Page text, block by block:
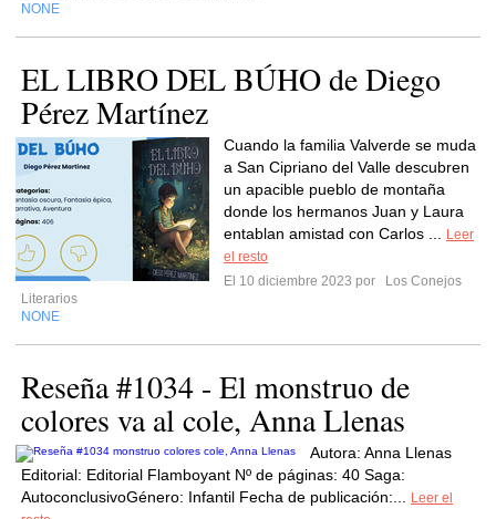
NONE
EL LIBRO DEL BÚHO de Diego
Pérez Martínez
Cuando la familia Valverde se muda
a San Cipriano del Valle descubren
un apacible pueblo de montaña
donde los hermanos Juan y Laura
entablan amistad con Carlos ...
Leer
el resto
El 10 diciembre 2023 por
Los Conejos
Literarios
NONE
Reseña #1034 - El monstruo de
colores va al cole, Anna Llenas
Autora: Anna Llenas
Editorial: Editorial Flamboyant Nº de páginas: 40 Saga:
AutoconclusivoGénero: Infantil Fecha de publicación:...
Leer el